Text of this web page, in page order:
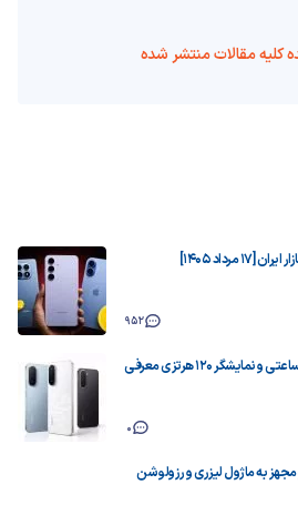
کلیه مقالات منتشر شده
1405]
952
ردمی 17 5G با باتری ۶۳۰۰ میلی‌آمپرساعتی و نمایشگر ۱۲۰ هرتزی معرفی
0
از ردمی پروژکتور ۵ و ۵ پرو مجهز به ماژول لیزری و رزولوشن